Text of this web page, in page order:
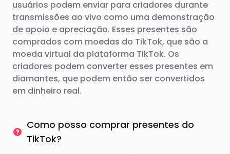
usuários podem enviar para criadores durante
transmissões ao vivo como uma demonstração
de apoio e apreciação. Esses presentes são
comprados com moedas do TikTok, que são a
moeda virtual da plataforma TikTok. Os
criadores podem converter esses presentes em
diamantes, que podem então ser convertidos
em dinheiro real.
Como posso comprar presentes do
TikTok?